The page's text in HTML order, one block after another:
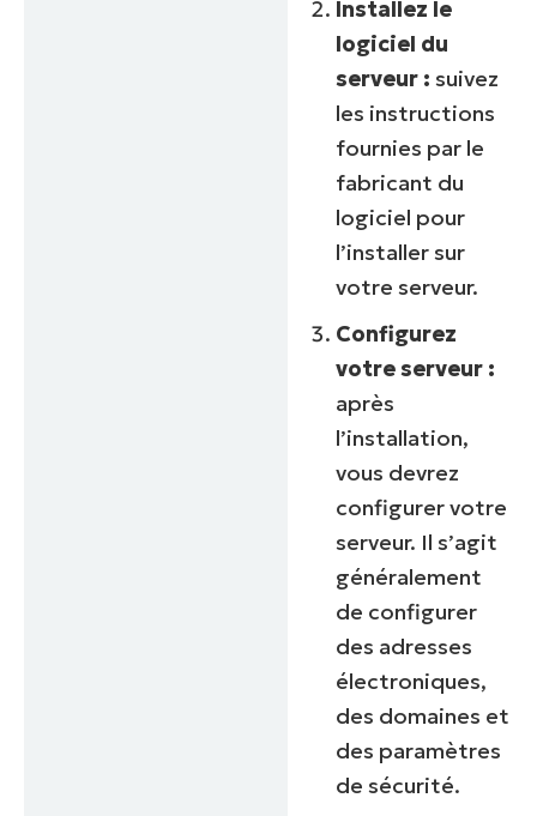
Installez le
logiciel du
serveur : suivez
les instructions
fournies par le
fabricant du
logiciel pour
l’installer sur
votre serveur.
Configurez
votre serveur :
après
l’installation,
vous devrez
configurer votre
serveur. Il s’agit
généralement
de configurer
des adresses
électroniques,
des domaines et
des paramètres
de sécurité.